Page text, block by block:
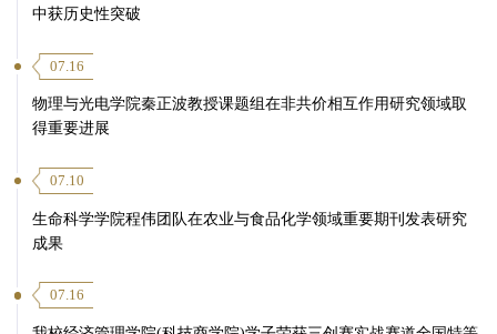
中获历史性突破
07.16
物理与光电学院秦正波教授课题组在非共价相互作用研究领域取
得重要进展
07.10
生命科学学院程伟团队在农业与食品化学领域重要期刊发表研究
成果
07.16